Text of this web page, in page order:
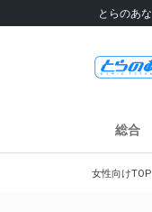
とらのあな
総合
女性向けTOP